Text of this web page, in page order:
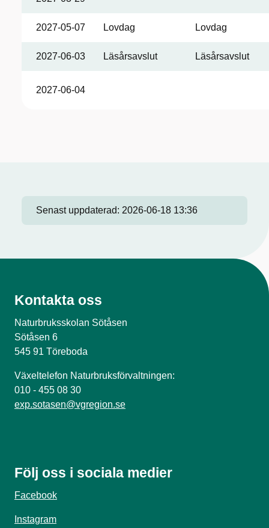
2027-05-07 Lovdag Lovdag
2027-06-03 Läsårsavslut Läsårsavslut
2027-06-04
Senast uppdaterad: 2026-06-18 13:36
Kontakta oss
Naturbruksskolan Sötåsen
Sötåsen 6
545 91 Töreboda
Växeltelefon Naturbruksförvaltningen:
010 - 455 08 30
exp.sotasen@vgregion.se
Följ oss i sociala medier
Facebook
Instagram